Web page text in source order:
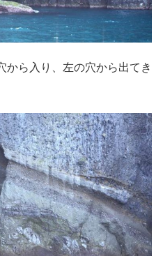
から入り、左の穴から出てき